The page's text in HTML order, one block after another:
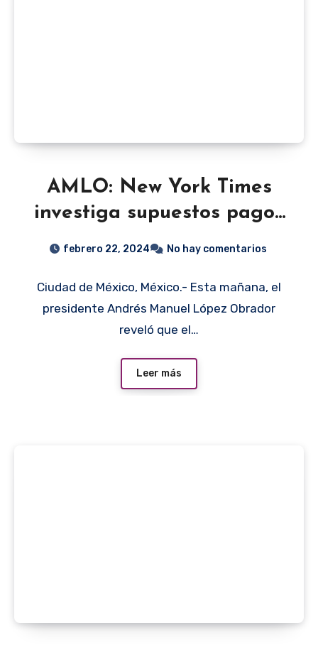
AMLO: New York Times
investiga supuestos pagos
febrero 22, 2024 No hay comentarios
Ciudad de México, México.- Esta mañana, el
presidente Andrés Manuel López Obrador
reveló que el…
Leer más